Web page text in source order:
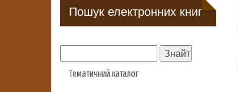
Пошук електронних книг
Тематичний каталог